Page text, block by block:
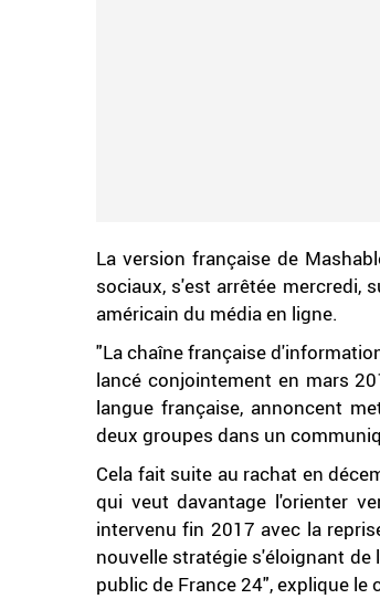
La version française de
sociaux, s'est arrêtée mercredi,
américain du média en ligne.
"La chaîne française
lancé conjointement en mars
langue française, annoncent
deux groupes dans un
Cela fait suite au rachat en
qui veut davantage l'orienter
intervenu fin 2017 avec la
nouvelle stratégie s'éloignant
public de France 24", explique